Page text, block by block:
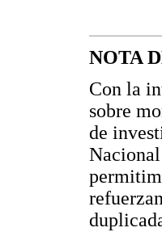
NOTA
Con la
sobre
de